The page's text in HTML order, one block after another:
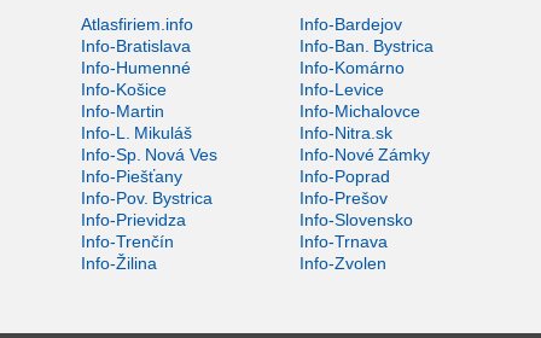
Atlasfiriem.info
Info-Bardejov
Info-Bratislava
Info-Ban. Bystrica
Info-Humenné
Info-Komárno
Info-Košice
Info-Levice
Info-Martin
Info-Michalovce
Info-L. Mikuláš
Info-Nitra.sk
Info-Sp. Nová Ves
Info-Nové Zámky
Info-Piešťany
Info-Poprad
Info-Pov. Bystrica
Info-Prešov
Info-Prievidza
Info-Slovensko
Info-Trenčín
Info-Trnava
Info-Žilina
Info-Zvolen